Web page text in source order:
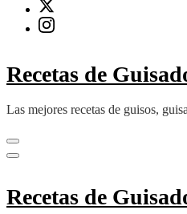
Recetas de
Las mejores recetas de guisos,
Recetas de